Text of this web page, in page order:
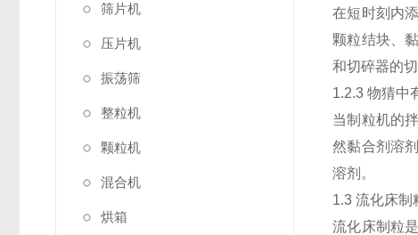
筛片机
压片机
振荡筛
整粒机
颗粒机
混合机
烘箱
在短时刻内
颗粒结块、
和切碎器的
1.2.3 物猜中
当制粒机的
然黏合剂溶
溶剂。
1.3 流化床制
流化床制粒